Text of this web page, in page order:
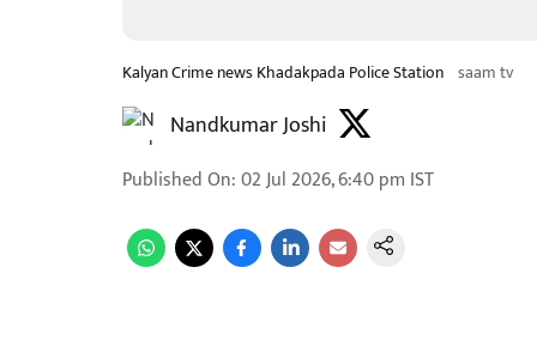
Kalyan Crime news Khadakpada Police Station saam tv
Nandkumar Joshi
Published On:02 Jul 2026, 6:40 pm IST